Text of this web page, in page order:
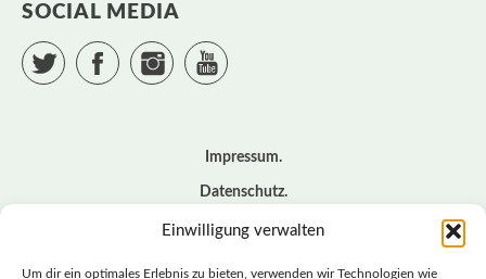
Einwilligung verwalten
Um dir ein optimales Erlebnis zu bieten, verwenden wir Technologien wie
SOCIAL MEDIA
Twitter Facebook Instagram
Impressum
Datenschutz
Cookie – Richtlinie (EU)